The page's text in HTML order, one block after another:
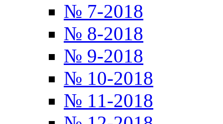
№ 7-2018
№ 8-2018
№ 9-2018
№ 10-2018
№ 11-2018